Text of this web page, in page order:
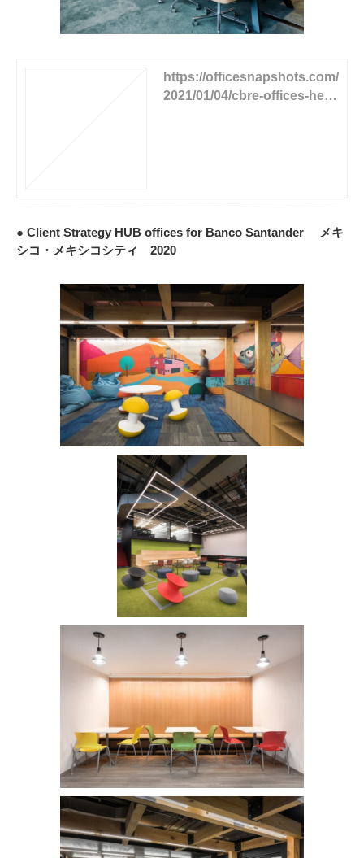
https://officesnapshots.com/
2021/01/04/cbre-offices-helsi
● Client Strategy HUB offices for Banco Santander メキ
シコ・メキシコシティ 2020